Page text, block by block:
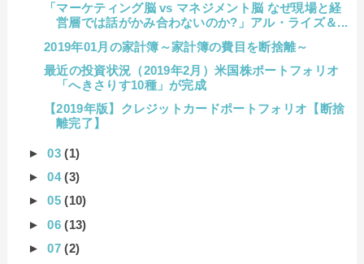
「マーケティング脳 vs マネジメント脳 なぜ現場と経
営層では話がかみ合わないのか?」アル・ライズ＆...
2019年01月の家計簿～家計簿の費目を断捨離～
最近の投資状況（2019年2月）米国株ポートフォリオ
「へきさりす10種」が完成
【2019年版】クレジットカードポートフォリオ【断捨
離完了】
►03(1)
►04(3)
►05(10)
►06(13)
►07(2)